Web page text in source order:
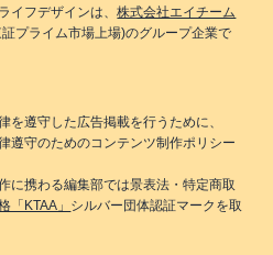
イフデザインは、株式会社エイチーム
証プライム市場上場)のグループ企業で
を遵守した広告掲載を行うために、
遵守のためのコンテンツ制作ポリシー
に携わる編集部では景表法・特定商取
「KTAA」 シルバー団体認証マークを取